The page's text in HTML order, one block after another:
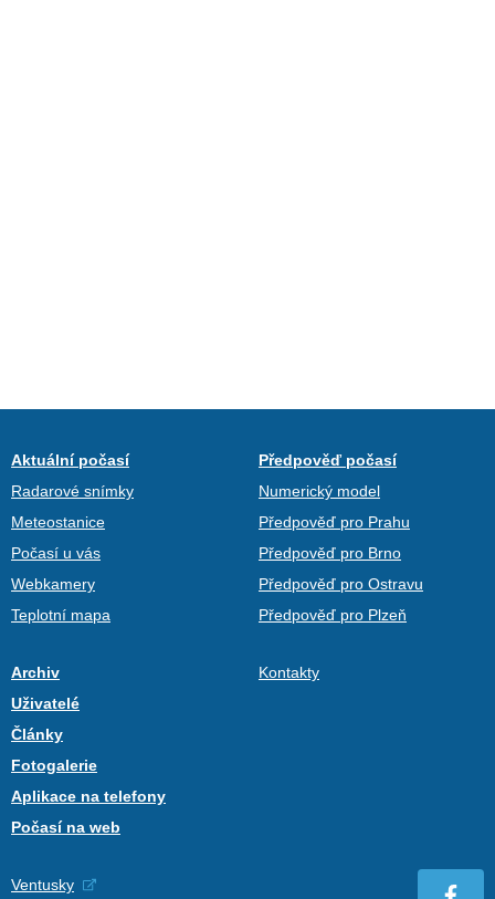
Aktuální počasí
Radarové snímky
Meteostanice
Počasí u vás
Webkamery
Teplotní mapa
Předpověď počasí
Numerický model
Předpověď pro Prahu
Předpověď pro Brno
Předpověď pro Ostravu
Předpověď pro Plzeň
Archiv
Uživatelé
Články
Fotogalerie
Aplikace na telefony
Počasí na web
Kontakty
Ventusky